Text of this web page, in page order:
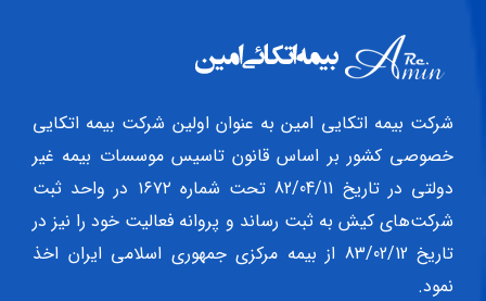
شرکت بیمه اتکایی امین به‌ عنوان اولین شرکت بیمه اتکایی
خصوصی کشور بر اساس قانون تاسیس موسسات بیمه غیر
دولتی در تاریخ 82/04/11 تحت شماره ۱۶۷۲ در واحد ثبت
شرکت‌های کیش به ثبت رساند و پروانه فعالیت خود را نیز در
تاریخ 83/02/12 از بیمه مرکزی جمهوری اسلامی ایران اخذ
نمود.